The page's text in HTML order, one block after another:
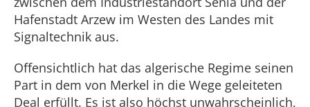
Hafenstadt Arzew im Westen des Landes mit
Signaltechnik aus.
Offensichtlich hat das algerische Regime seinen
Part in dem von Merkel in die Wege geleiteten
Deal erfüllt. Es ist also höchst unwahrscheinlich,